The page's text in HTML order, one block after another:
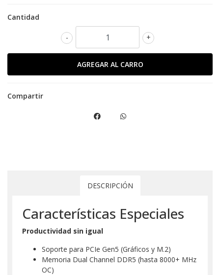
Cantidad
+
-
Compartir
DESCRIPCIÓN
Características Especiales
Productividad sin igual
Soporte para PCIe Gen5 (Gráficos y M.2)
Memoria Dual Channel DDR5 (hasta 8000+ MHz
OC)